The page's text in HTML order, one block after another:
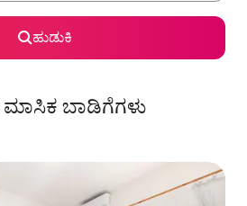
ಹುಡುಕಿ
ಮಾಸಿಕ ಬಾಡಿಗೆಗಳು